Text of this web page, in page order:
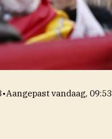
•Aangepastvandaag, 09:53